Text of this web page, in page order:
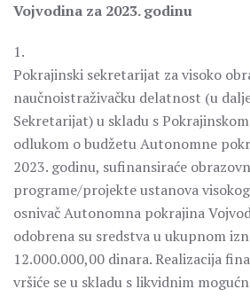
Vojvodina za 2023. godinu
1.
Pokrajinski sekretarijat za visoko
naučnoistraživačku delatnost (u
Sekretarijat) u skladu s
odlukom o budžetu Autonomne
2023. godinu, sufinansiraće
programe/projekte ustanova
osnivač Autonomna pokrajina
odobrena su sredstva u ukupnom
12.000.000,00 dinara. Realizacija
vršiće se u skladu s likvidnim